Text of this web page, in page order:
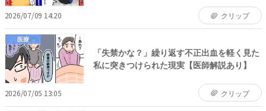
2026/07/09 14:20 クリップ
医療
「失禁かな？」繰り返す不正出血を軽く見た
私に突きつけられた現実【医師解説あり】
2026/07/05 13:05 クリップ